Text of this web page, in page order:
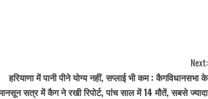
Next:
हरियाणा में पानी पीने योग्य नहीं, सप्लाई भी कम : कैगविधानसभा के
सत्र में कैग ने रखी रिपोर्ट, पांच साल में 14 मौतें, सबसे ज्यादा